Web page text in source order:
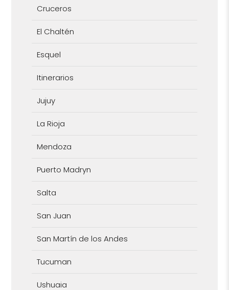
Cruceros
El Chaltén
Esquel
Itinerarios
Jujuy
La Rioja
Mendoza
Puerto Madryn
Salta
San Juan
San Martín de los Andes
Tucuman
Ushuaia